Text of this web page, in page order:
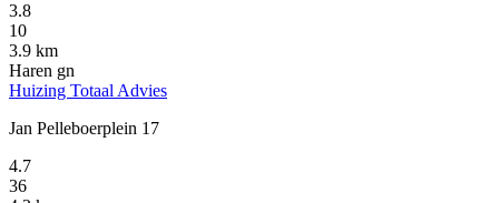
3.8
10
3.9 km
Haren gn
Huizing Totaal Advies
Jan Pelleboerplein 17
4.7
36